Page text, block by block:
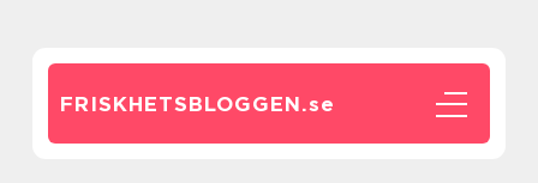
FRISKHETSBLOGGEN.se